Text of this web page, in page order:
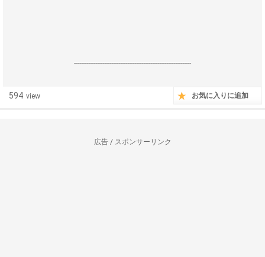
------------------------------------------------------------------
594 view お気に入りに追加
広告 / スポンサーリンク